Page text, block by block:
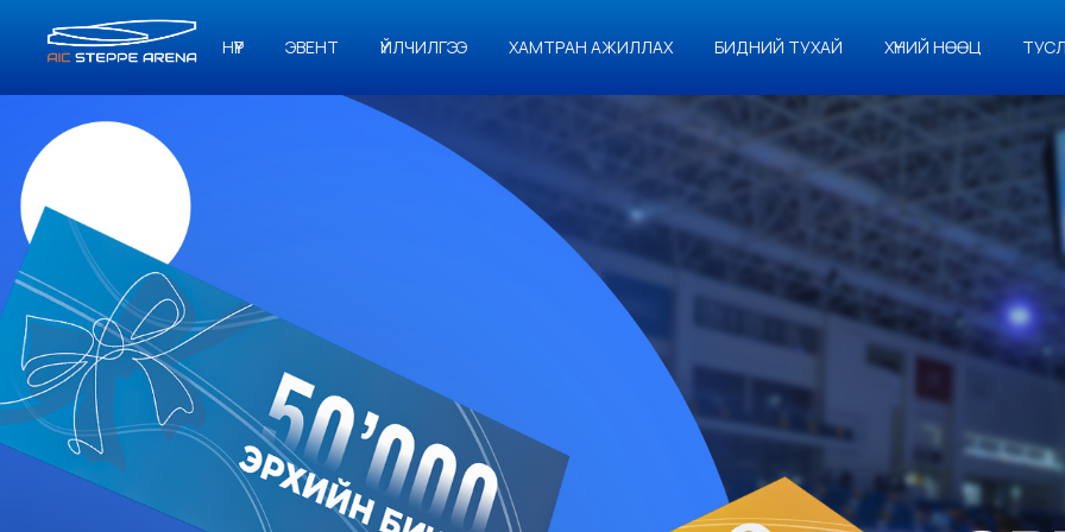
НҮҮР ЭВЕНТ ҮЙЛЧИЛГЭЭ ХАМТРАН АЖИЛЛАХ БИДНИЙ ТУХАЙ ХҮНИЙ НӨӨЦ